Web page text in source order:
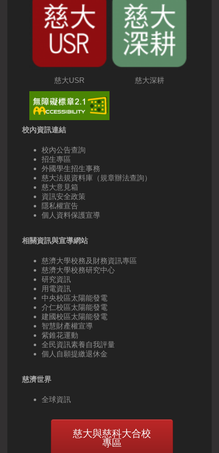
慈大USR 慈大深耕
校內資訊連結
校內公告查詢
招生專區
外國學生招生事務
慈大法規資料庫（規章辦法查詢）
慈大意見箱
資訊安全政策
隱私權宣告
個人資料保護宣導
相關資訊與宣導網站
慈濟大學校務及財務資訊專區
慈濟大學校務研究中心
研究資訊
用電資訊
中央校區太陽能發電
介仁校區太陽能發電
建國校區太陽能發電
智慧財產權宣導
紫錐花運動
全民資訊素養自我評量
個人自願提繳退休金
慈濟世界
全球資訊
慈大與慈科大合校
專區